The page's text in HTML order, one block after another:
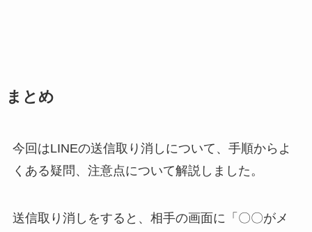
まとめ
今回はLINEの送信取り消しについて、手順からよ
くある疑問、注意点について解説しました。
送信取り消しをすると、相手の画面に「〇〇がメ